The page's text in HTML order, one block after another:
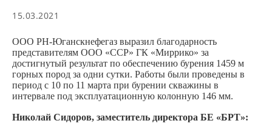
15.03.2021
ООО РН-Юганскнефегаз выразил благодарность
представителям ООО «ССР» ГК «Миррико» за
достигнутый результат по обеспечению бурения 1459 м
горных пород за одни сутки. Работы были проведены в
период с 10 по 11 марта при бурении скважины в
интервале под эксплуатационную колонную 146 мм.
Николай Сидоров, заместитель директора БЕ «БРТ»: